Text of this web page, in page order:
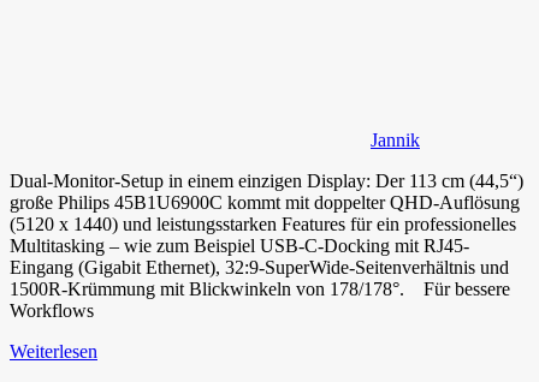
Jannik
Dual-Monitor-Setup in einem einzigen Display: Der 113 cm (44,5“)
große Philips 45B1U6900C kommt mit doppelter QHD-Auflösung
(5120 x 1440) und leistungsstarken Features für ein professionelles
Multitasking – wie zum Beispiel USB-C-Docking mit RJ45-
Eingang (Gigabit Ethernet), 32:9-SuperWide-Seitenverhältnis und
1500R-Krümmung mit Blickwinkeln von 178/178°. Für bessere
Workflows
Weiterlesen